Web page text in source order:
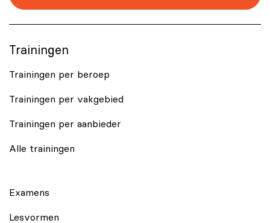
Trainingen
Trainingen per beroep
Trainingen per vakgebied
Trainingen per aanbieder
Alle trainingen
Examens
Lesvormen